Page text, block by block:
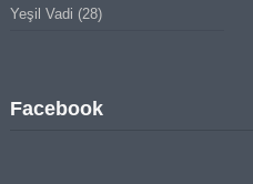
Yeşil Vadi (28)
Facebook